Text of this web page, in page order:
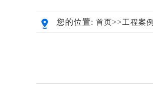
您的位置: 首页>>工程案例